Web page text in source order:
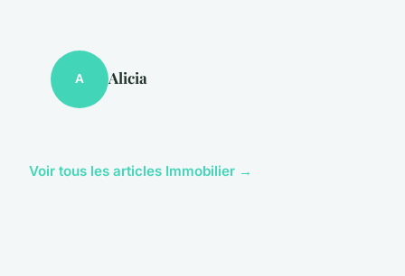
A Alicia
Voir tous les articles Immobilier →